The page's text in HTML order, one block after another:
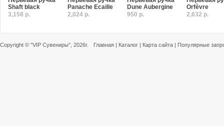
Shaft black
3,158 р.
Panache Ecaille
2,024 р.
Dune Aubergine
950 р.
Orfèvre
2,632 р.
Copyright © "VIP Сувениры" , 2026г. Главная | Каталог | Карта сайта | Популярные